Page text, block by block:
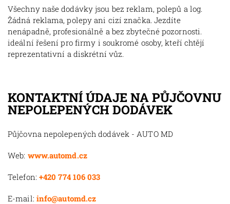
Všechny naše dodávky jsou bez reklam, polepů a log.
Žádná reklama, polepy ani cizí značka. Jezdíte
nenápadně, profesionálně a bez zbytečné pozornosti.
ideální řešení pro firmy i soukromé osoby, kteří chtějí
reprezentativní a diskrétní vůz.
KONTAKTNÍ ÚDAJE NA PŮJČOVNU
NEPOLEPENÝCH DODÁVEK
Půjčovna nepolepených dodávek - AUTO MD
Web: www.automd.cz
Telefon: +420 774 106 033
E-mail: info@automd.cz